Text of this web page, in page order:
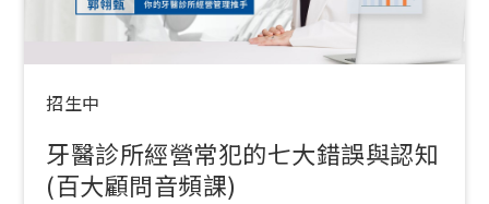
招生中
牙醫診所經營常犯的七大錯誤與認知
(百大顧問音頻課)